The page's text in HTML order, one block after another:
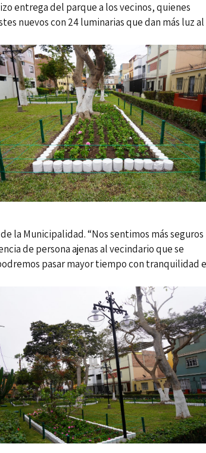
entrega del parque a los vecinos, quienes
nuevos con 24 luminarias que dan más luz al
la Municipalidad. “Nos sentimos más seguros
de persona ajenas al vecindario que se
pasar mayor tiempo con tranquilidad